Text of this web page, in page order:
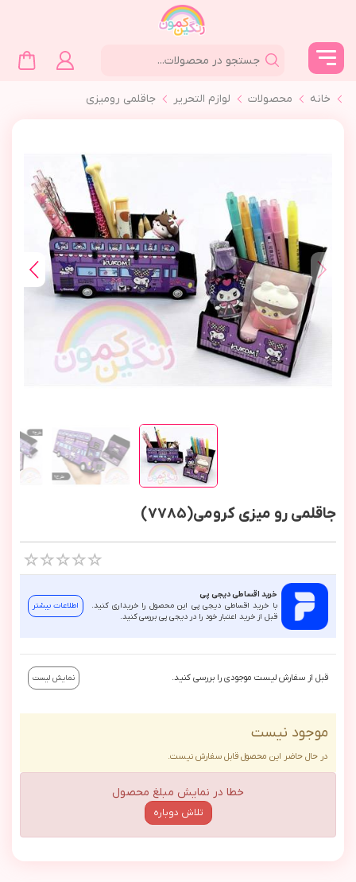
خانه محصولات لوازم التحرير جاقلمي روميزي
جاقلمی رو میزی کرومی(7785)
خرید اقساطی دیجی پی
با خرید اقساطی دیجی پی این محصول را خریداری کنید.
قبل از خرید اعتبار خود را در دیجی پی بررسی کنید.
اطلاعات بیشتر
قبل از سفارش لیست موجودی را بررسی کنید. نمایش لیست
موجود نیست
در حال حاضر این محصول قابل سفارش نیست.
خطا در نمایش مبلغ محصول
تلاش دوباره